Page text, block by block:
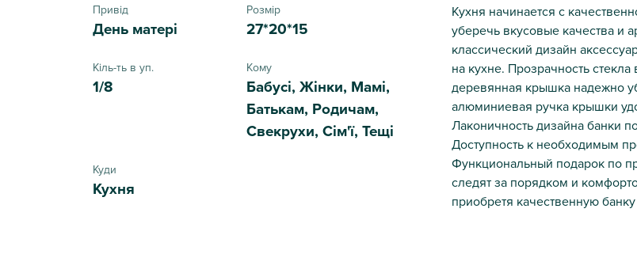
Привід
День матері
Розмір
27*20*15
Кіль-ть в уп.
1/8
Кому
Бабусі, Жінки, Мамі,
Батькам, Родичам,
Свекрухи, Сім'ї, Тещі
Куди
Кухня
Кухня начинается с
уберечь вкусовые качества и
классический дизайн
на кухне. Прозрачность
деревянная крышка надежно
алюминиевая ручка крышки
Лаконичность дизайна банки
Доступность к необходимым
Функциональный подарок по
следят за порядком и
приобретя качественную